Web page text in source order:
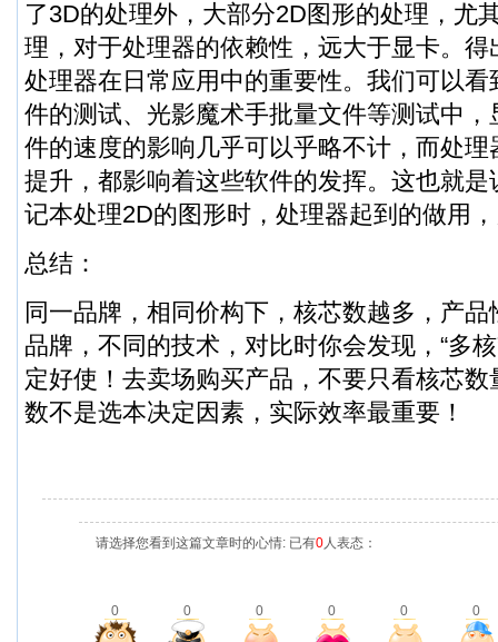
了3D的处理外，大部分2D图形的处理，尤
理，对于处理器的依赖性，远大于显卡。
处理器在日常应用中的重要性。我们可以
件的测试、光影魔术手批量文件等测试中
件的速度的影响几乎可以乎略不计，而处
提升，都影响着这些软件的发挥。这也就
记本处理2D的图形时，处理器起到的做用
总结：
同一品牌，相同价构下，核芯数越多，产
品牌，不同的技术，对比时你会发现，“多
定好使！去卖场购买产品，不要只看核芯
数不是选本决定因素，实际效率最重要！
请选择您看到这篇文章时的心情: 已有0人表态：
0 0 0 0 0 0